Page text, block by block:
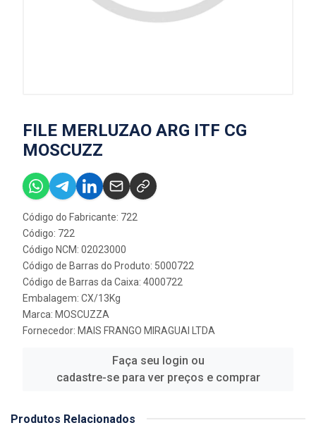
FILE MERLUZAO ARG ITF CG
MOSCUZZ
Código do Fabricante: 722
Código: 722
Código NCM: 02023000
Código de Barras do Produto: 5000722
Código de Barras da Caixa: 4000722
Embalagem: CX/13Kg
Marca: MOSCUZZA
Fornecedor: MAIS FRANGO MIRAGUAI LTDA
Faça seu login ou
cadastre-se para ver preços e comprar
Produtos Relacionados